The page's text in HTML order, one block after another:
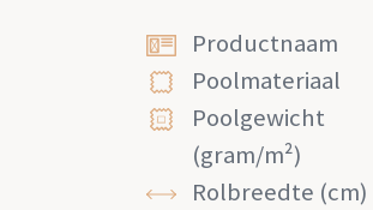
Productnaam
Poolmateriaal
Poolgewicht
(gram/m²)
Rolbreedte (cm)